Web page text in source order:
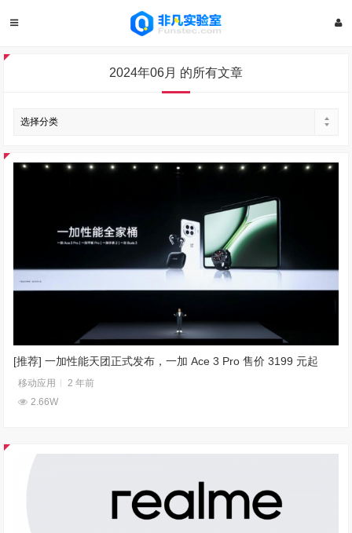
2024年06月 的所有文章
[推荐] 一加性能天团正式发布，一加 Ace 3 Pro 售价 3199 元起
移动应用
2 年前
2.66W